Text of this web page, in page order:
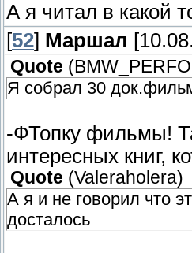
А я читал в какой
[52] Маршал
Quote (
Я собрал 30
-ФТопку фильмы!
интересных книг,
Quote (Valeraholera)
А я и не говорил что
досталось